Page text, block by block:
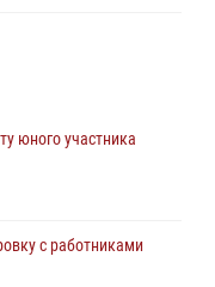
совершили
женщине во время
юного участника
с работниками